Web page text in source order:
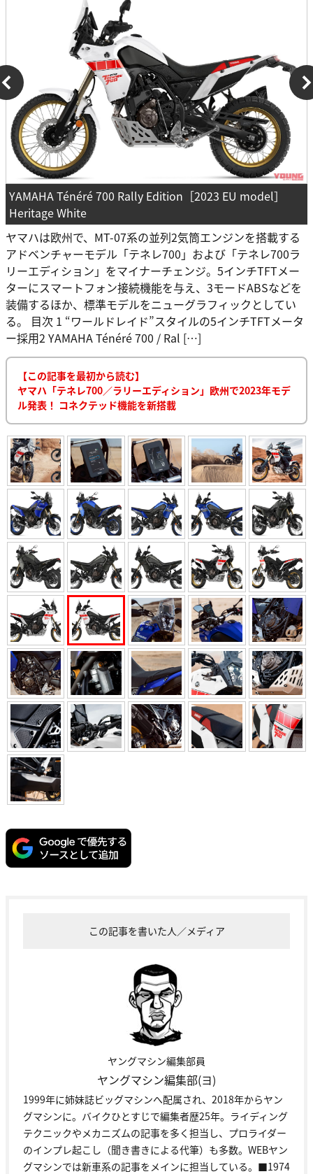
YAMAHA Ténéré 700 Rally Edition［2023 EU model］
Heritage White
ヤマハは欧州で、MT-07系の並列2気筒エンジンを搭載する
アドベンチャーモデル「テネレ700」および「テネレ700ラ
リーエディション」をマイナーチェンジ。5インチTFTメー
ターにスマートフォン接続機能を与え、3モードABSなどを
装備するほか、標準モデルをニューグラフィックとしてい
る。 目次 1 “ワールドレイド”スタイルの5インチTFTメータ
ー採用2 YAMAHA Ténéré 700 / Ral […]
【この記事を最初から読む】
ヤマハ「テネレ700／ラリーエディション」欧州で2023年モデ
ル発表！ コネクテッド機能を新搭載
この記事を書いた人／メディア
ヤングマシン編集部員
ヤングマシン編集部(ヨ)
1999年に姉妹誌ビッグマシンへ配属され、2018年からヤン
グマシンに。バイクひとすじで編集者歴25年。ライディング
テクニックやメカニズムの記事を多く担当し、プロライダー
のインプレ起こし（聞き書きによる代筆）も多数。WEBヤン
グマシンでは新車系の記事をメインに担当している。■1974